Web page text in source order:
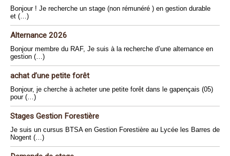
Bonjour ! Je recherche un stage (non rémunéré ) en gestion durable
et (…)
Alternance 2026
Bonjour membre du RAF, Je suis à la recherche d’une alternance en
gestion (…)
achat d’une petite forêt
Bonjour, je cherche à acheter une petite forêt dans le gapençais (05)
pour (…)
Stages Gestion Forestière
Je suis un cursus BTSA en Gestion Forestière au Lycée les Barres de
Nogent (…)